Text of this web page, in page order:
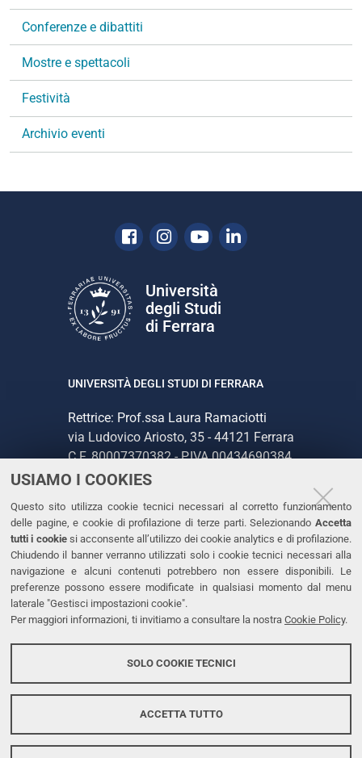
USIAMO I COOKIES
Questo sito utilizza cookie tecnici necessari al corretto funzionamento
delle pagine, e cookie di profilazione di terze parti. Selezionando Accetta
tutti i cookiesi acconsente all’utilizzo dei cookie analytics e di profilazione.
Chiudendo il banner verranno utilizzati solo i cookie tecnici necessari alla
navigazione e alcuni contenuti potrebbero non essere disponibili. Le
preferenze possono essere modificate in qualsiasi momento dal menu
laterale "Gestisci impostazioni cookie".
Per maggiori informazioni, ti invitiamo a consultare la nostra Cookie Policy.
SOLO COOKIE TECNICI
ACCETTA TUTTO
i
n
Conferenze e dibattiti
Mostre e spettacoli
Festività
Archivio eventi
Facebook
Instagram
YoutubeLinkedin
Università
degli Studi
di Ferrara
UNIVERSITÀ DEGLI STUDI DI FERRARA
Rettrice: Prof.ssa Laura Ramaciotti
via Ludovico Ariosto, 35 - 44121 Ferrara
C.F. 80007370382 - P.IVA 00434690384
CONTATTI
Tel. +39 0532 293111
Fax. +39 0532 293031
PEC
LINKS
Accessibilità
Protezione dati personali